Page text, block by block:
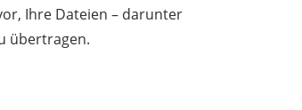
Ihre Dateien – darunter
übertragen.